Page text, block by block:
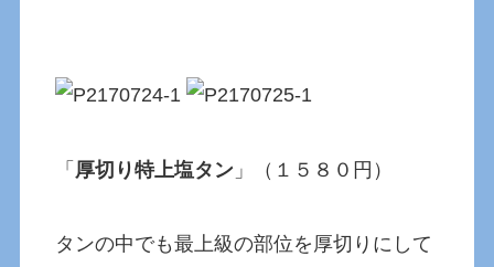
「 厚切り特上塩タン 」（１５８０円）
タンの中でも最上級の部位を厚切りにして